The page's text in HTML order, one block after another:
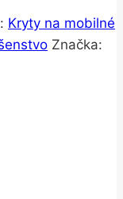
Kryty na mobilné
Značka: